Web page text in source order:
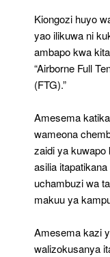
Kiongozi huyo
yao ilikuwa ni
ambapo kwa
“Airborne Full
(FTG).”
Amesema
wameona
zaidi ya kuwapo
asilia
uchambuzi wa
makuu ya
Amesema kazi
walizokusanya